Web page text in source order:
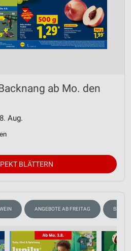
ab Mo. den
Aug.
BLÄTTERN
ANGEBOTE AB FREITAG